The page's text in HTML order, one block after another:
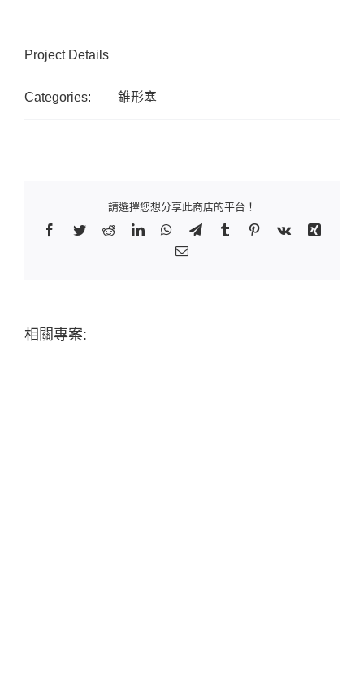
Project Details
Categories: 錐形塞
請選擇您想分享此商店的平台！
Facebook
TwitterRedditLinkedInWhatsApp
TelegramTumblr Pinterest
Vk
Xing
Email:
相關專案: